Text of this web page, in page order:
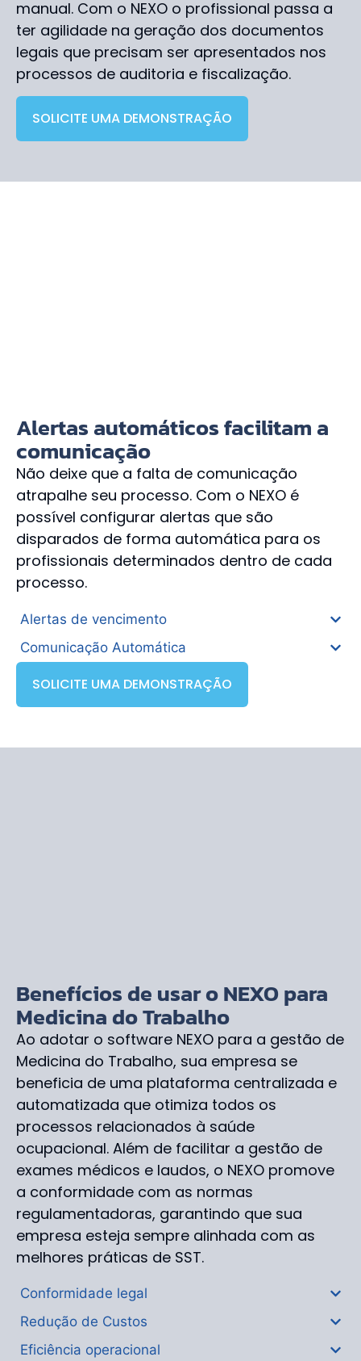
manual. Com o NEXO o profissional passa a
ter agilidade na geração dos documentos
legais que precisam ser apresentados nos
processos de auditoria e fiscalização.
SOLICITE UMA DEMONSTRAÇÃO
Alertas automáticos facilitam a
comunicação
Não deixe que a falta de comunicação
atrapalhe seu processo. Com o NEXO é
possível configurar alertas que são
disparados de forma automática para os
profissionais determinados dentro de cada
processo.
Alertas de vencimento
Comunicação Automática
SOLICITE UMA DEMONSTRAÇÃO
Benefícios de usar o NEXO para
Medicina do Trabalho
Ao adotar o software NEXO para a gestão de
Medicina do Trabalho, sua empresa se
beneficia de uma plataforma centralizada e
automatizada que otimiza todos os
processos relacionados à saúde
ocupacional. Além de facilitar a gestão de
exames médicos e laudos, o NEXO promove
a conformidade com as normas
regulamentadoras, garantindo que sua
empresa esteja sempre alinhada com as
melhores práticas de SST.
Conformidade legal
Redução de Custos
Eficiência operacional